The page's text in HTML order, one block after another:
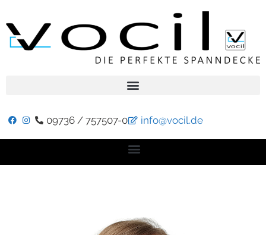
09736 / 757507-0 info@vocil.de